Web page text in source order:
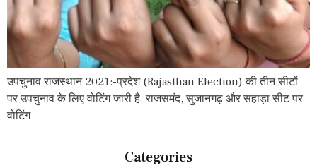
उपचुनाव राजस्थान 2021:-प्रदेश (Rajasthan Election) की तीन सीटों
पर उपचुनाव के लिए वोटिंग जारी है. राजसमंद, सुजानगढ़ और सहाड़ा सीट पर
वोटिंग
Categories